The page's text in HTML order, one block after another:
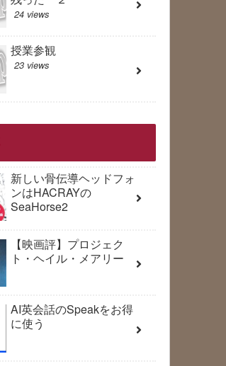
24 views
授業参観
23 views
新しい骨伝導ヘッドフォ
ンはHACRAYの
SeaHorse2
【映画評】プロジェク
ト・ヘイル・メアリー
AI英会話のSpeakをお得
に使う